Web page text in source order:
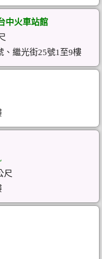
中火車站館
、繼光街25號1至9樓
尺